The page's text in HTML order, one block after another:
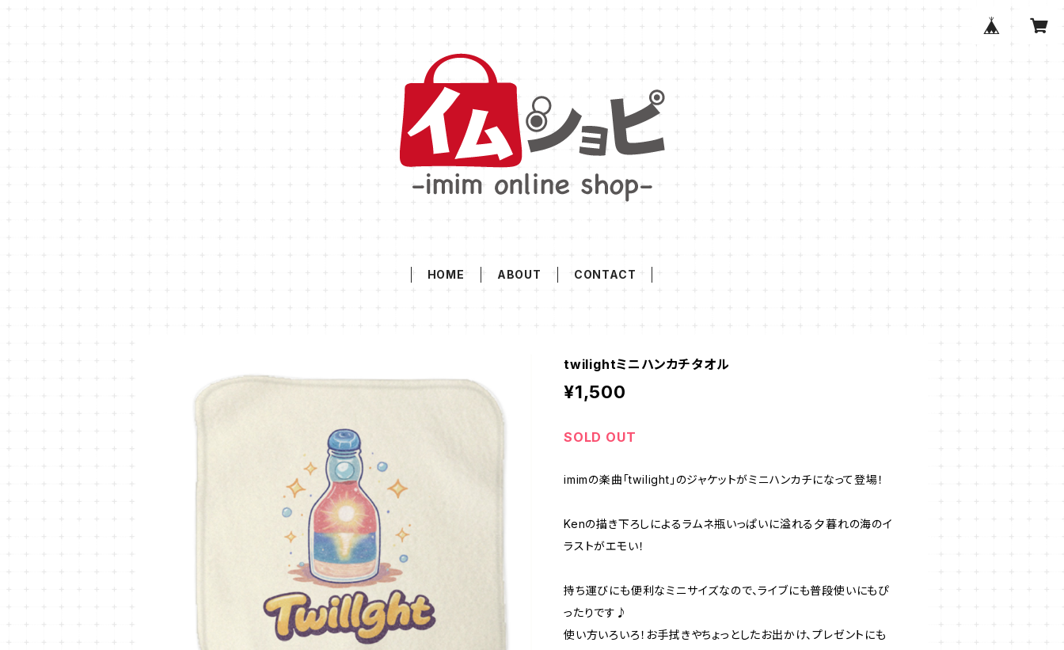
HOME ABOUT CONTACT
twilightミニハンカチタオル
¥1,500
SOLD OUT
imimの楽曲「twilight」のジャケットがミニハンカチになって登場！
Kenの描き下ろしによるラムネ瓶いっぱいに溢れる夕暮れの海のイ
ラストがエモい！
持ち運びにも便利なミニサイズなので、ライブにも普段使いにもぴ
ったりです♪
使い方いろいろ！お手拭きやちょっとしたお出かけ、プレゼントにも